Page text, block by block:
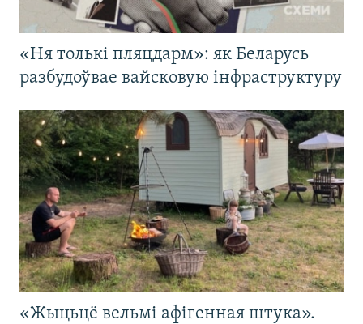
«Ня толькі пляцдарм»: як Беларусь
разбудоўвае вайсковую інфраструктуру
«Жыцьцё вельмі афігенная штука».